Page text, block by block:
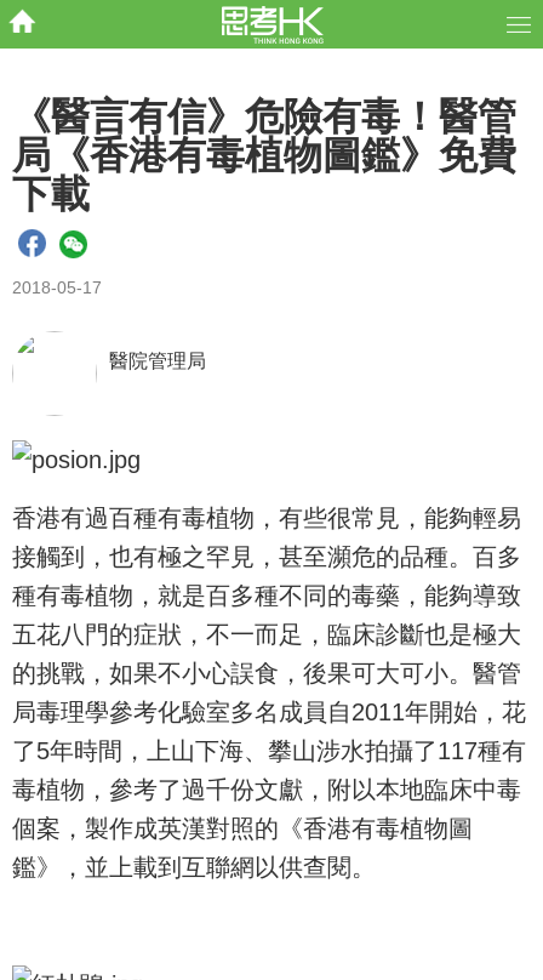
《醫言有信》危險有毒！醫管
局《香港有毒植物圖鑑》免費
下載
2018-05-17
醫院管理局
香港有過百種有毒植物，有些很常見，能夠輕易
接觸到，也有極之罕見，甚至瀕危的品種。百多
種有毒植物，就是百多種不同的毒藥，能夠導致
五花八門的症狀，不一而足，臨床診斷也是極大
的挑戰，如果不小心誤食，後果可大可小。醫管
局毒理學參考化驗室多名成員自2011年開始，花
了5年時間，上山下海、攀山涉水拍攝了117種有
毒植物，參考了過千份文獻，附以本地臨床中毒
個案，製作成英漢對照的《香港有毒植物圖
鑑》，並上載到互聯網以供查閱。